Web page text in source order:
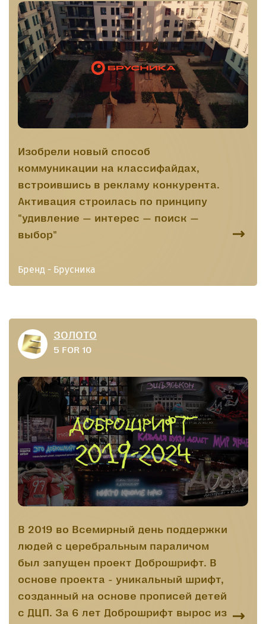
Изобрели новый способ
коммуникации на классифайдах,
встроившись в рекламу конкурента.
Активация строилась по принципу
"удивление — интерес — поиск —
выбор"
Бренд - Брусника
ЗОЛОТО
5 FOR 10
В 2019 во Всемирный день поддержки
людей с церебральным параличом
был запущен проект Доброшрифт. В
основе проекта - уникальный шрифт,
созданный на основе прописей детей
с ДЦП. За 6 лет Доброшрифт вырос из